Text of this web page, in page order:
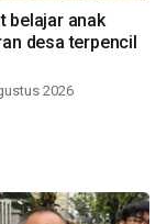
belajar anak
desa terpencil
2026